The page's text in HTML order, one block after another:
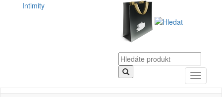
Intimity
Toggle